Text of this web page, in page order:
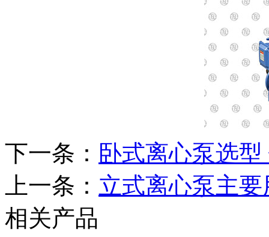
下一条： 卧式离心泵选
上一条： 立式离心泵主要
相关产品